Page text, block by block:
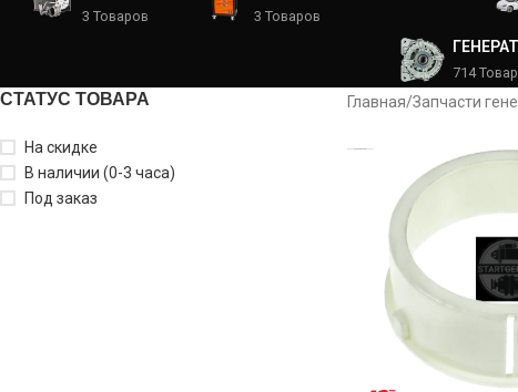
3 Товаров 3 Товаров
714
СТАТУС ТОВАРА
На скидке
В наличии (0-3 часа)
Под заказ
Главная/Запчасти